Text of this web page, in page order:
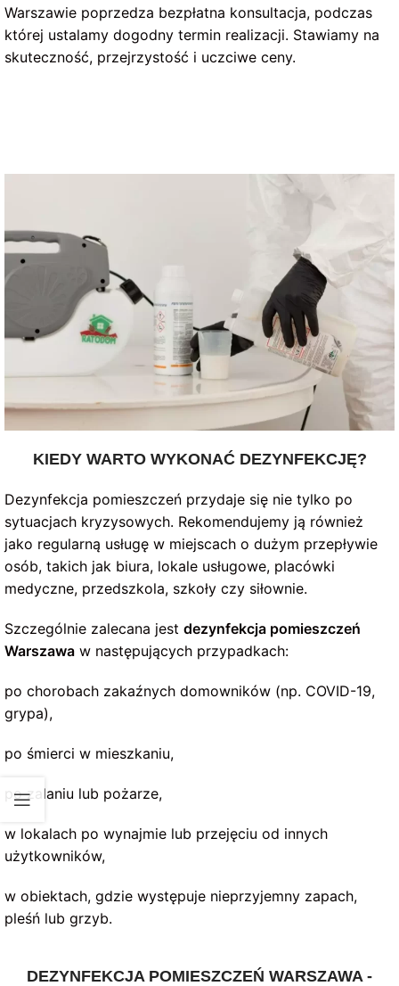
Warszawie poprzedza bezpłatna konsultacja, podczas
której ustalamy dogodny termin realizacji. Stawiamy na
skuteczność, przejrzystość i uczciwe ceny.
KIEDY WARTO WYKONAĆ DEZYNFEKCJĘ?
Dezynfekcja pomieszczeń przydaje się nie tylko po
sytuacjach kryzysowych. Rekomendujemy ją również
jako regularną usługę w miejscach o dużym przepływie
osób, takich jak biura, lokale usługowe, placówki
medyczne, przedszkola, szkoły czy siłownie.
Szczególnie zalecana jest dezynfekcja pomieszczeń
Warszawa w następujących przypadkach:
po chorobach zakaźnych domowników (np. COVID-19,
grypa),
po śmierci w mieszkaniu,
po zalaniu lub pożarze,
w lokalach po wynajmie lub przejęciu od innych
użytkowników,
w obiektach, gdzie występuje nieprzyjemny zapach,
pleśń lub grzyb.
DEZYNFEKCJA POMIESZCZEŃ WARSZAWA -